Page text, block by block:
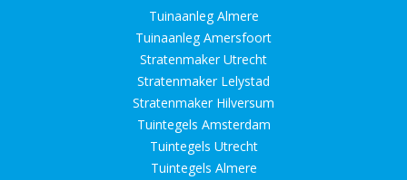
Tuinaanleg Almere
Tuinaanleg Amersfoort
Stratenmaker Utrecht
Stratenmaker Lelystad
Stratenmaker Hilversum
Tuintegels Amsterdam
Tuintegels Utrecht
Tuintegels Almere